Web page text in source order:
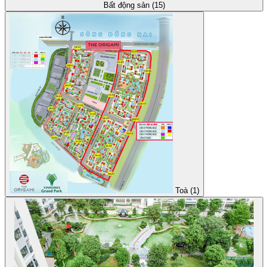
Bất động sản (15)
Toà (1)